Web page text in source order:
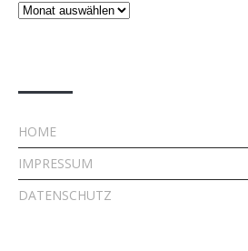
Beiträge
HOME
IMPRESSUM
DATENSCHUTZ